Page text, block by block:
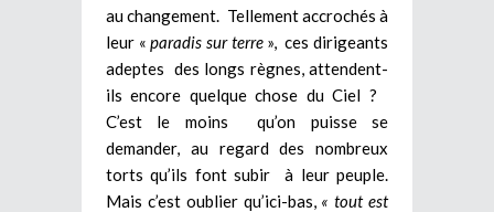
au changement. Tellement accrochés à
leur «paradis sur terre », ces dirigeants
adeptes des longs règnes, attendent-
ils encore quelque chose du Ciel ?
C’est le moins qu’on puisse se
demander, au regard des nombreux
torts qu’ils font subir à leur peuple.
Mais c’est oublier qu’ici-bas, « tout est